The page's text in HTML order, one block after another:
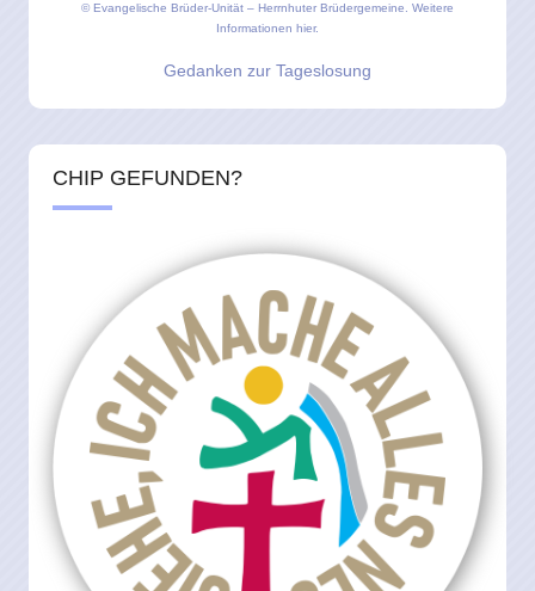
© Evangelische Brüder-Unität – Herrnhuter Brüdergemeine. Weitere
Informationen hier.
Gedanken zur Tageslosung
CHIP GEFUNDEN?